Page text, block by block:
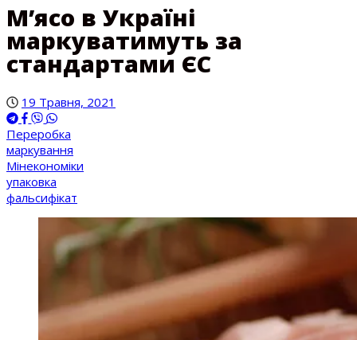
М’ясо в Україні
маркуватимуть за
стандартами ЄС
19 Травня, 2021
Переробка
маркування
Мінекономіки
упаковка
фальсифікат